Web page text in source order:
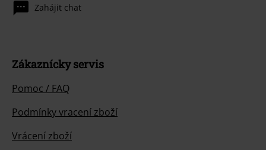
Zahájit chat
Zákaznícky servis
Pomoc / FAQ
Podmínky vracení zboží
Vrácení zboží